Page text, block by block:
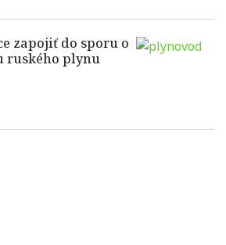
zapojiť do sporu o
ruského plynu